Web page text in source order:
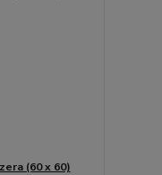
(60 x 60)